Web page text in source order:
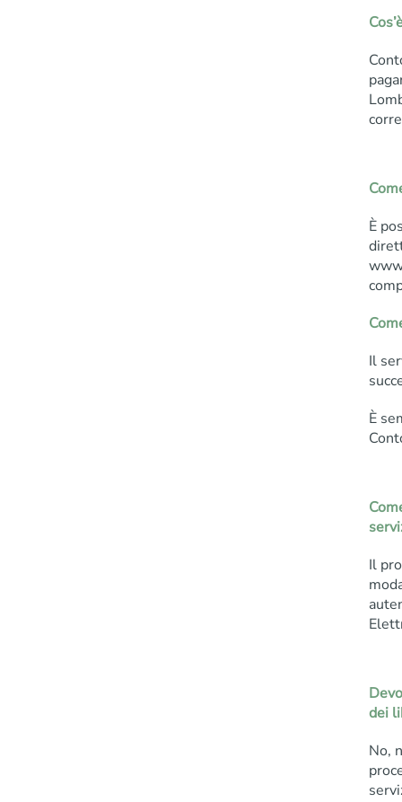
È
Il
È
Il
dei
No,